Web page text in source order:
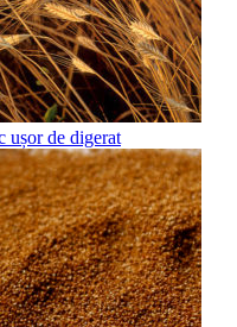
ușor de digerat